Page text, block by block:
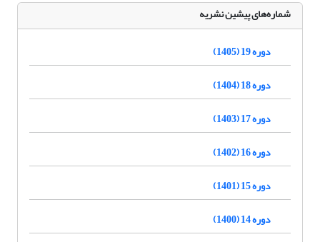
شماره‌های پیشین نشریه
دوره 19 (1405)
دوره 18 (1404)
دوره 17 (1403)
دوره 16 (1402)
دوره 15 (1401)
دوره 14 (1400)